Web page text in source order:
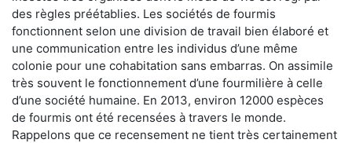
des règles préétablies. Les sociétés de fourmis
fonctionnent selon une division de travail bien élaboré et
une communication entre les individus d’une même
colonie pour une cohabitation sans embarras. On assimile
très souvent le fonctionnement d’une fourmilière à celle
d’une société humaine. En 2013, environ 12000 espèces
de fourmis ont été recensées à travers le monde.
Rappelons que ce recensement ne tient très certainement